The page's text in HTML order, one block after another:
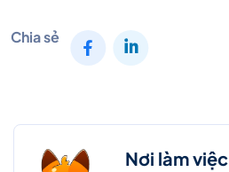
Chia sẻ
Nơi làm việc